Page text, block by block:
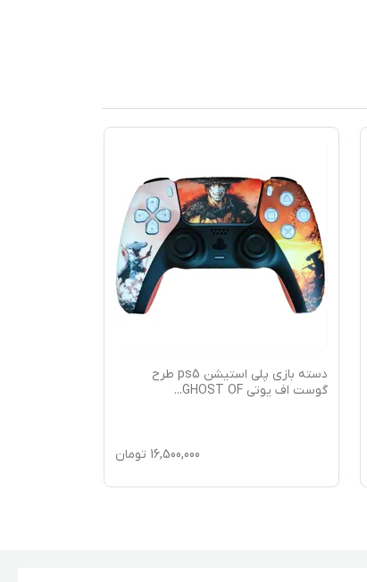
دسته بازی پلی استیشن ps5 طرح
گوست اف یوتی GHOST OF
...
16,500,000 تومان